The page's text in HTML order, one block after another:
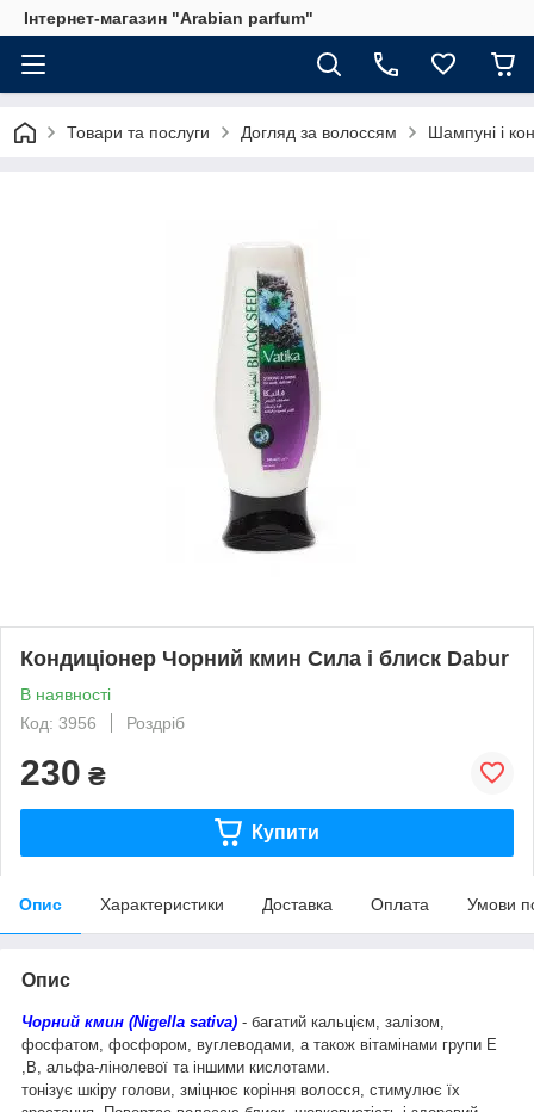
Інтернет-магазин "Arabian parfum"
Товари та послуги Догляд за волоссям Шампуні і
Кондиціонер Чорний кмин Сила і блиск Dabur
В наявності
Код: 3956
Роздріб
230 ₴
Купити
Опис Характеристики Доставка Оплата Умови
Опис
Чорний кмин (Nigella sativa) - багатий кальцієм, залізом,
фосфатом, фосфором, вуглеводами, а також вітамінами групи Е
,В, альфа-лінолевої та іншими кислотами.
тонізує шкіру голови, зміцнює коріння волосся, стимулює їх